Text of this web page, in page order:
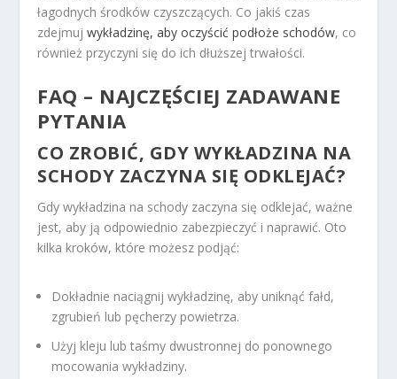
łagodnych środków czyszczących. Co jakiś czas
zdejmujwykładzinę, aby oczyścić podłoże schodów, co
również przyczyni się do ich dłuższej trwałości.
FAQ – NAJCZĘŚCIEJ ZADAWANE
PYTANIA
CO ZROBIĆ, GDY WYKŁADZINA NA
SCHODY ZACZYNA SIĘ ODKLEJAĆ?
Gdy wykładzina na schody zaczyna się odklejać, ważne
jest, aby ją odpowiednio zabezpieczyć i naprawić. Oto
kilka kroków, które możesz podjąć:
Dokładnie naciągnij wykładzinę, aby uniknąć fałd,
zgrubień lub pęcherzy powietrza.
Użyj kleju lub taśmy dwustronnej do ponownego
mocowania wykładziny.